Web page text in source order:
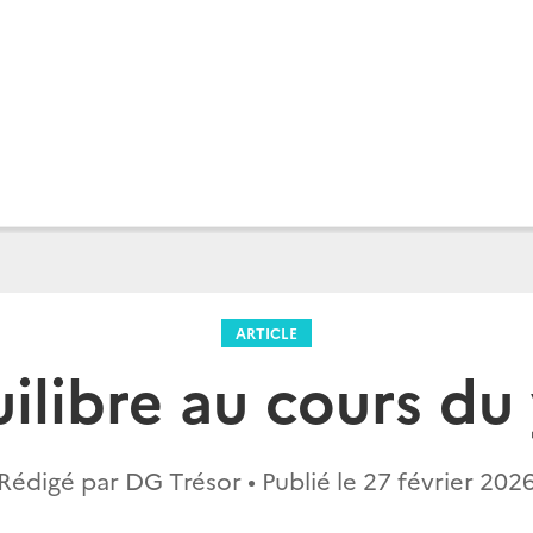
ARTICLE
au cours du
par DG Trésor • Publié le 27 février